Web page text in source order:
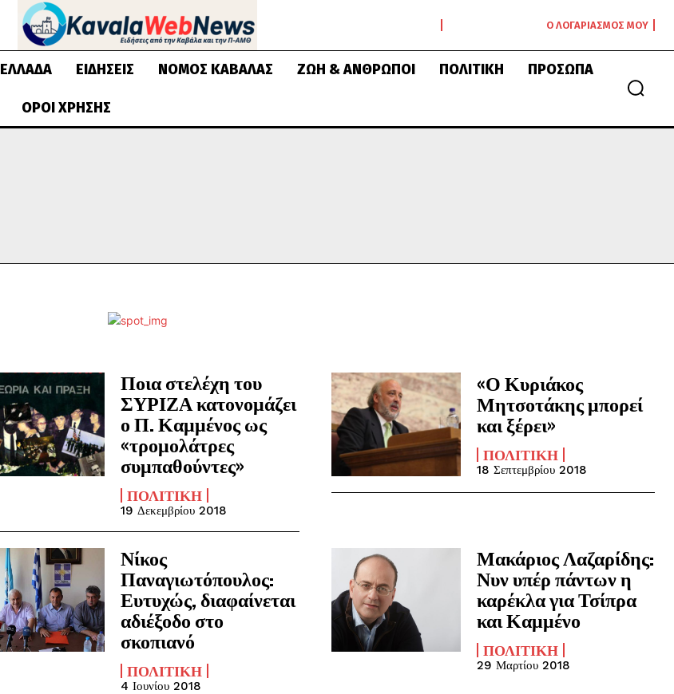
Ο ΛΟΓΑΡΙΑΣΜΌΣ ΜΟΥ
ΕΛΛΆΔΑ ΕΙΔΉΣΕΙΣ ΝΟΜΌΣ ΚΑΒΆΛΑΣ ΖΩΉ & ΆΝΘΡΩΠΟΙ ΠΟΛΙΤΙΚΉ ΠΡΌΣΩΠΑ
ΌΡΟΙ ΧΡΉΣΗΣ
Ποια στελέχη του
ΣΥΡΙΖΑ κατονομάζει
ο Π. Καμμένος ως
«τρομολάτρες
συμπαθούντες»
ΠΟΛΙΤΙΚΉ
19 Δεκεμβρίου 2018
«Ο Κυριάκος
Μητσοτάκης μπορεί
και ξέρει»
ΠΟΛΙΤΙΚΉ
18 Σεπτεμβρίου 2018
Νίκος
Παναγιωτόπουλος:
Ευτυχώς, διαφαίνεται
αδιέξοδο στο
σκοπιανό
ΠΟΛΙΤΙΚΉ
4 Ιουνίου 2018
Μακάριος Λαζαρίδης:
Νυν υπέρ πάντων η
καρέκλα για Τσίπρα
και Καμμένο
ΠΟΛΙΤΙΚΉ
29 Μαρτίου 2018